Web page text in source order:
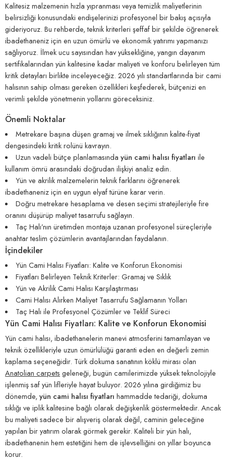
Kalitesiz malzemenin hızla yıpranması veya temizlik maliyetlerinin
belirsizliği konusundaki endişelerinizi profesyonel bir bakış açısıyla
gideriyoruz. Bu rehberde, teknik kriterleri şeffaf bir şekilde öğrenerek
ibadethaneniz için en uzun ömürlü ve ekonomik yatırımı yapmanızı
sağlıyoruz. İlmek ucu sayısından hav yüksekliğine, yangın dayanım
sertifikalarından yün kalitesine kadar maliyeti ve konforu belirleyen tüm
kritik detayları birlikte inceleyeceğiz. 2026 yılı standartlarında bir cami
halısının sahip olması gereken özellikleri keşfederek, bütçenizi en
verimli şekilde yönetmenin yollarını göreceksiniz.
Önemli Noktalar
Metrekare başına düşen gramaj ve ilmek sıklığının kalite-fiyat
dengesindeki kritik rolünü kavrayın.
Uzun vadeli bütçe planlamasında yün cami halısı fiyatları ile
kullanım ömrü arasındaki doğrudan ilişkiyi analiz edin.
Yün ve akrilik malzemelerin teknik farklarını öğrenerek
ibadethaneniz için en uygun elyaf türüne karar verin.
Doğru metrekare hesaplama ve desen seçimi stratejileriyle fire
oranını düşürüp maliyet tasarrufu sağlayın.
Taç Halı’nın üretimden montaja uzanan profesyonel süreçleriyle
anahtar teslim çözümlerin avantajlarından faydalanın.
İçindekiler
Yün Cami Halısı Fiyatları: Kalite ve Konforun Ekonomisi
Fiyatları Belirleyen Teknik Kriterler: Gramaj ve Sıklık
Yün ve Akrilik Cami Halısı Karşılaştırması
Cami Halısı Alırken Maliyet Tasarrufu Sağlamanın Yolları
Taç Halı ile Profesyonel Çözümler ve Teklif Süreci
Yün Cami Halısı Fiyatları: Kalite ve Konforun Ekonomisi
Yün cami halısı, ibadethanelerin manevi atmosferini tamamlayan ve
teknik özellikleriyle uzun ömürlülüğü garanti eden en değerli zemin
kaplama seçeneğidir. Türk dokuma sanatının köklü mirası olan
Anatolian carpets geleneği, bugün camilerimizde yüksek teknolojiyle
işlenmiş saf yün lifleriyle hayat buluyor. 2026 yılına girdiğimiz bu
dönemde, yün cami halısı fiyatları hammadde tedariği, dokuma
sıklığı ve iplik kalitesine bağlı olarak değişkenlik göstermektedir. Ancak
bu maliyeti sadece bir alışveriş olarak değil, caminin geleceğine
yapılan bir yatırım olarak görmek gerekir. Kaliteli bir yün halı,
ibadethanenin hem estetiğini hem de işlevselliğini on yıllar boyunca
korur.